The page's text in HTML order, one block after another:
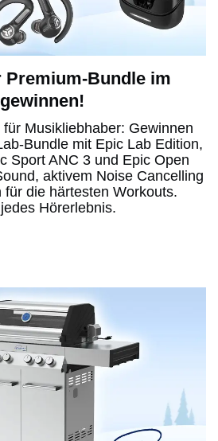
Bundle im
Musikliebhaber: Gewinnen
Bundle mit Epic Lab Edition,
Sport ANC 3 und Epic Open
aktivem Noise Cancelling
für die härtesten Workouts.
Hörerlebnis.